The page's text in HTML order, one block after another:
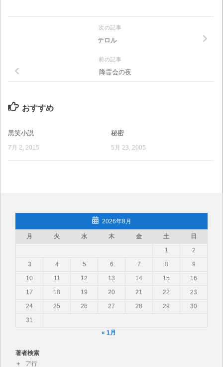
次の記事
テロル
前の記事
降霊会の夜
おすすめ
黒笑小説
7月 2, 2015
秘密
5月 23, 2005
2026年8月
月 火 水 木 金 土
日
1
2
3
4 5 6 7 8
9
10
11 12 13 14 15
16
17
18 19 20 21 22
23
24
25 26 27 28 29
30
31
« 1月
著者検索
ア行